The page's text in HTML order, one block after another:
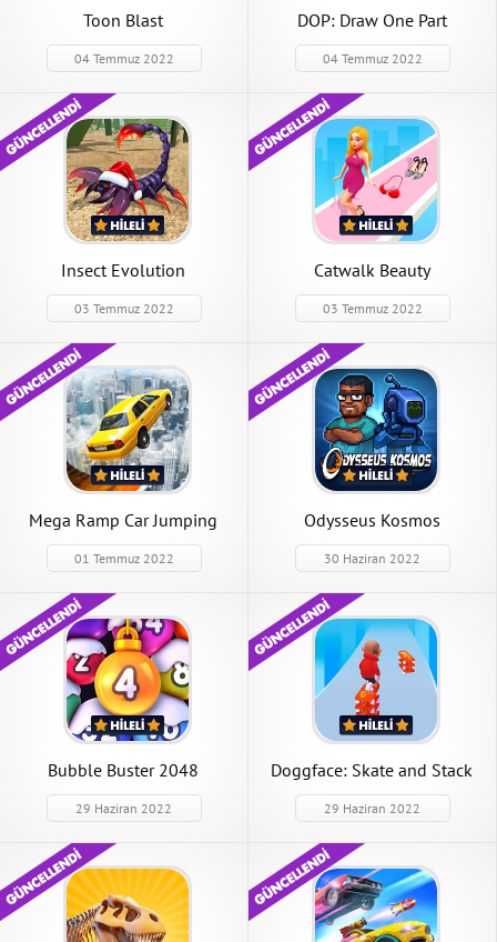
Toon Blast
04 Temmuz 2022
DOP: Draw One Part
04 Temmuz 2022
Insect Evolution
03 Temmuz 2022
Catwalk Beauty
03 Temmuz 2022
Mega Ramp Car Jumping
01 Temmuz 2022
Odysseus Kosmos
30 Haziran 2022
Bubble Buster 2048
29 Haziran 2022
Doggface: Skate and Stack
29 Haziran 2022